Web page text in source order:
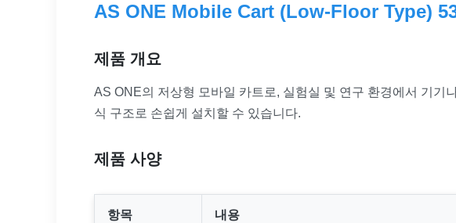
AS ONE Mobile Cart (Low-Floor Type)
제품 개요
AS ONE의 저상형 모바일 카트로, 실험실 및 연구 환경에서 기기
식 구조로 손쉽게 설치할 수 있습니다.
제품 사양
항목 내용